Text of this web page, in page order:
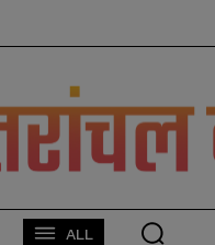
ALL